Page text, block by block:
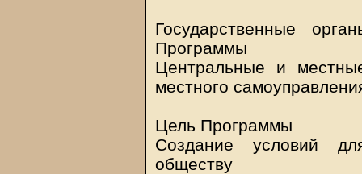
Государственные
Программы
Центральные и
местного
Цель Программы
Создание условий
обществу